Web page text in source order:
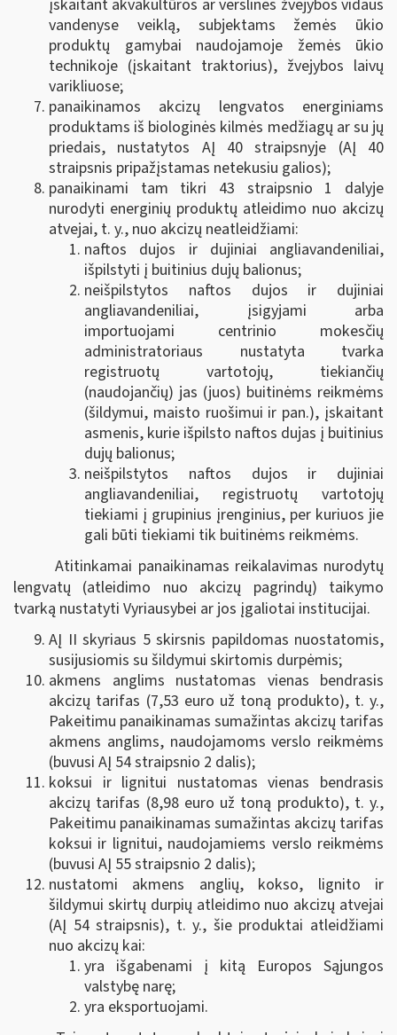
įskaitant akvakultūros ar verslinės žvejybos vidaus
vandenyse veiklą, subjektams žemės ūkio
produktų gamybai naudojamoje žemės ūkio
technikoje (įskaitant traktorius), žvejybos laivų
varikliuose;
panaikinamos akcizų lengvatos energiniams
produktams iš biologinės kilmės medžiagų ar su jų
priedais, nustatytos AĮ 40 straipsnyje (AĮ 40
straipsnis pripažįstamas netekusiu galios);
panaikinami tam tikri 43 straipsnio 1 dalyje
nurodyti energinių produktų atleidimo nuo akcizų
atvejai, t. y., nuo akcizų neatleidžiami:
naftos dujos ir dujiniai angliavandeniliai,
išpilstyti į buitinius dujų balionus;
neišpilstytos naftos dujos ir dujiniai
angliavandeniliai, įsigyjami arba
importuojami centrinio mokesčių
administratoriaus nustatyta tvarka
registruotų vartotojų, tiekiančių
(naudojančių) jas (juos) buitinėms reikmėms
(šildymui, maisto ruošimui ir pan.), įskaitant
asmenis, kurie išpilsto naftos dujas į buitinius
dujų balionus;
neišpilstytos naftos dujos ir dujiniai
angliavandeniliai, registruotų vartotojų
tiekiami į grupinius įrenginius, per kuriuos jie
gali būti tiekiami tik buitinėms reikmėms.
Atitinkamai panaikinamas reikalavimas nurodytų
lengvatų (atleidimo nuo akcizų pagrindų) taikymo
tvarką nustatyti Vyriausybei ar jos įgaliotai institucijai.
AĮ II skyriaus 5 skirsnis papildomas nuostatomis,
susijusiomis su šildymui skirtomis durpėmis;
akmens anglims nustatomas vienas bendrasis
akcizų tarifas (7,53 euro už toną produkto), t. y.,
Pakeitimu panaikinamas sumažintas akcizų tarifas
akmens anglims, naudojamoms verslo reikmėms
(buvusi AĮ 54 straipsnio 2 dalis);
koksui ir lignitui nustatomas vienas bendrasis
akcizų tarifas (8,98 euro už toną produkto), t. y.,
Pakeitimu panaikinamas sumažintas akcizų tarifas
koksui ir lignitui, naudojamiems verslo reikmėms
(buvusi AĮ 55 straipsnio 2 dalis);
nustatomi akmens anglių, kokso, lignito ir
šildymui skirtų durpių atleidimo nuo akcizų atvejai
(AĮ 54 straipsnis), t. y., šie produktai atleidžiami
nuo akcizų kai:
yra išgabenami į kitą Europos Sąjungos
valstybę narę;
yra eksportuojami.